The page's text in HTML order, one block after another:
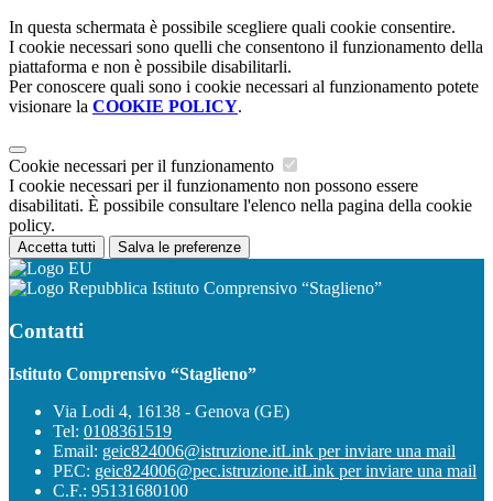
In questa schermata è possibile scegliere quali cookie consentire.
I cookie necessari sono quelli che consentono il funzionamento della
piattaforma e non è possibile disabilitarli.
Per conoscere quali sono i cookie necessari al funzionamento potete
visionare la COOKIE POLICY.
Cookie necessari per il funzionamento
I cookie necessari per il funzionamento non possono essere
disabilitati. È possibile consultare l'elenco nella pagina della cookie
policy.
Accetta tutti Salva le preferenze
Istituto Comprensivo “Staglieno”
Contatti
Istituto Comprensivo “Staglieno”
Via Lodi 4, 16138 - Genova (GE)
Tel: 0108361519
Email: geic824006@istruzione.itLink per inviare una mail
PEC: geic824006@pec.istruzione.itLink per inviare una mail
C.F.: 95131680100